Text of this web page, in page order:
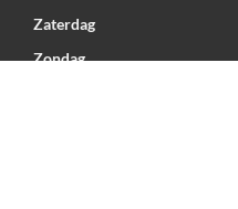
Zaterdag
Zondag